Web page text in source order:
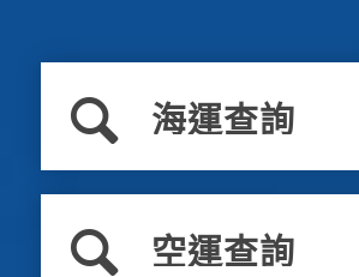
海運查詢
空運查詢